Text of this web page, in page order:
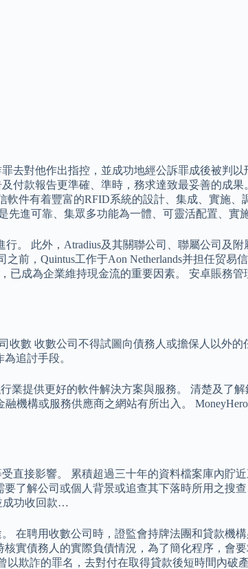
對他作出指控，並成功地經公訴罪成後被判以
付款報告更準確、準時，務求達致最妥善的成
件有着豐富的RFID系統的設計、集成、實施、
進可靠、集眾多功能為一體、可靈活配置、實
。 此外，Atradius及其關聯公司、聯屬公司及
，Quintus工作于Aon Netherlands并担任贸易
成為企業維持現金流的重要因素。 安卓賬務
收數 收數公司不得試圖向債務人或擔保人以外
追討手段。
業提供更好的軟件解決方案與服務。 清楚及了
機構或服務供應商之網站有所出入。
直接影響。 累積超過三十年的資料檔案庫內貯
了解公司或個人背景或追查其下落時所用之搜
成功收回款…
在聘用收數公司時，證監會持牌法團和貸款機
實債務人的實際負債情況，為了簡化程序，會
欺詐的罪名，去對付在取得貸款後短時間內破